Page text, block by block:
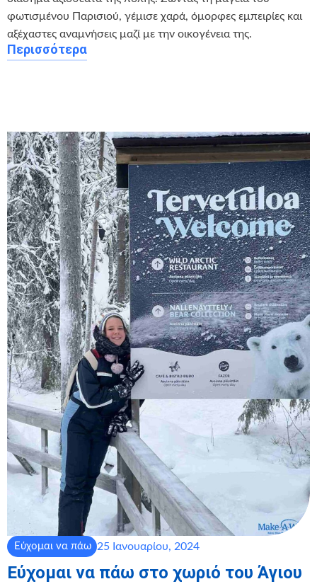
φωτισμένου Παρισιού, γέμισε χαρά, όμορφες εμπειρίες και
αξέχαστες αναμνήσεις μαζί με την οικογένεια της.
Περισσότερα
Εύχομαι να πάω 25 Ιανουαρίου, 2024
Εύχομαι να πάω στο χωριό του Άγιου